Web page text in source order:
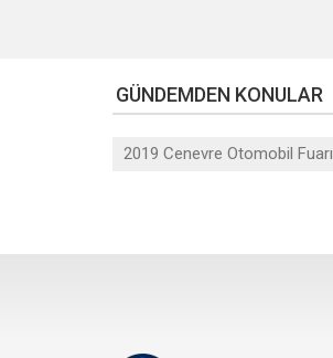
GÜNDEMDEN KONULAR
2019 Cenevre Otomobil Fuarı